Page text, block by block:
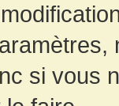
si vous